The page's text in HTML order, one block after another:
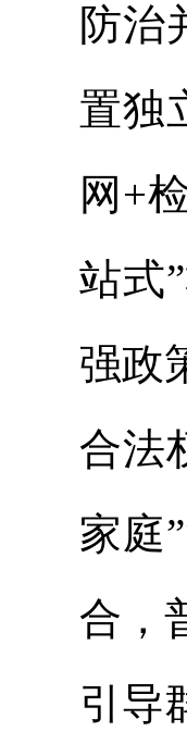
防治
置独
网+
站式
强政
合法
家庭
合，
引导